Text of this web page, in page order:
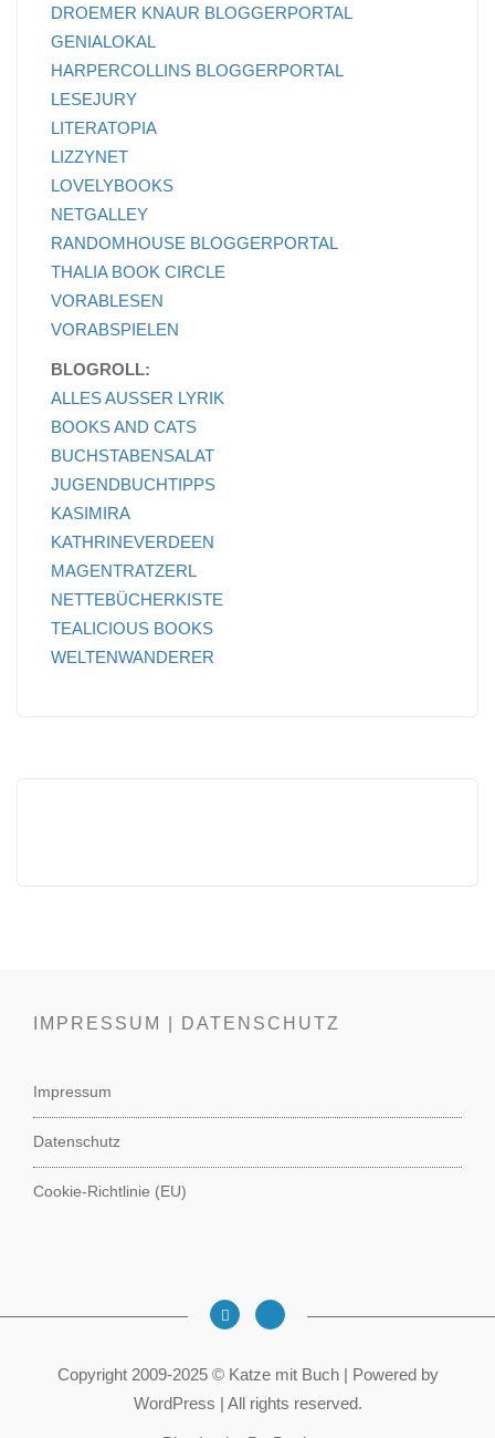
DROEMER KNAUR BLOGGERPORTAL
GENIALOKAL
HARPERCOLLINS BLOGGERPORTAL
LESEJURY
LITERATOPIA
LIZZYNET
LOVELYBOOKS
NETGALLEY
RANDOMHOUSE BLOGGERPORTAL
THALIA BOOK CIRCLE
VORABLESEN
VORABSPIELEN
BLOGROLL:
ALLES AUSSER LYRIK
BOOKS AND CATS
BUCHSTABENSALAT
JUGENDBUCHTIPPS
KASIMIRA
KATHRINEVERDEEN
MAGENTRATZERL
NETTEBÜCHERKISTE
TEALICIOUS BOOKS
WELTENWANDERER
IMPRESSUM | DATENSCHUTZ
Impressum
Datenschutz
Cookie-Richtlinie (EU)
Copyright 2009-2025 © Katze mit Buch | Powered by
WordPress | All rights reserved.